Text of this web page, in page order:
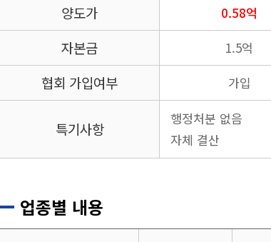
양도가 0.58억
자본금 1.5억
협회 가입여부 가입
특기사항
행정처분 없음
자체 결산
업종별 내용